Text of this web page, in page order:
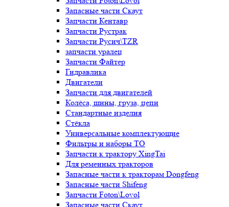
Запасные части Скаут
Запчасти Кентавр
Запчасти Рустрак
Запчасти Русич\TZR
запчасти уралец
Запчасти Файтер
Гидравлика
Двигатели
Запчасти для двигателей
Колёса, шины, груза, цепи
Стандартные изделия
Стёкла
Универсальные комплектующие
Фильтры и наборы ТО
Запчасти к трактору XingTai
Для ременных тракторов
Запасные части к тракторам Dongfeng
Запасные части Shifeng
Запчасти Foton\Lovol
Запасные части Скаут